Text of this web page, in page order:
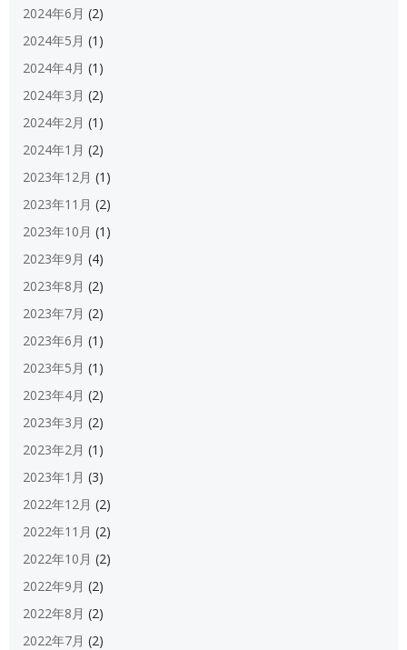
2024年6月 (2)
2024年5月 (1)
2024年4月 (1)
2024年3月 (2)
2024年2月 (1)
2024年1月 (2)
2023年12月 (1)
2023年11月 (2)
2023年10月 (1)
2023年9月 (4)
2023年8月 (2)
2023年7月 (2)
2023年6月 (1)
2023年5月 (1)
2023年4月 (2)
2023年3月 (2)
2023年2月 (1)
2023年1月 (3)
2022年12月 (2)
2022年11月 (2)
2022年10月 (2)
2022年9月 (2)
2022年8月 (2)
2022年7月 (2)